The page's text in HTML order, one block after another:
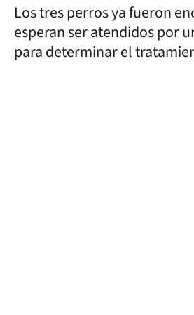
Los tres perros ya fueron
esperan ser atendidos por
para determinar el